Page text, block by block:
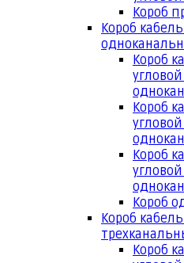
Короб
Короб
Короб
Короб
Короб
Короб
Короб
Короб